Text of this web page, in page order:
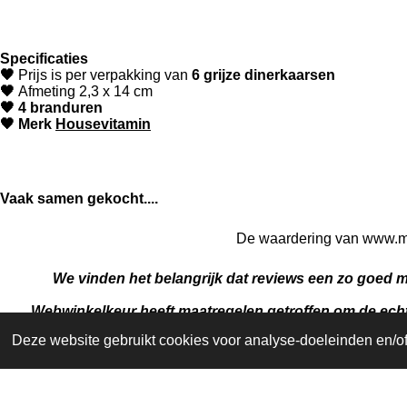
Deze website gebruikt cookies voor analyse-doeleinden en/
Specificaties
🖤 Prijs is per verpakking van 6 grijze dinerkaarsen
🖤 Afmeting 2,3 x 14 cm
🖤 4 branduren
🖤 Merk Housevitamin
Vaak samen gekocht....
De waardering van
We vinden het belangrijk dat reviews een zo goed
Webwinkelkeur heeft maatregelen getroffen om de
© 2021-2026 Memories Are Timeless| M.A.T. | +31625396651